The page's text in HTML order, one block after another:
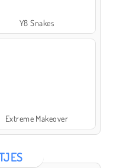
Y8 Snakes
Extreme Makeover